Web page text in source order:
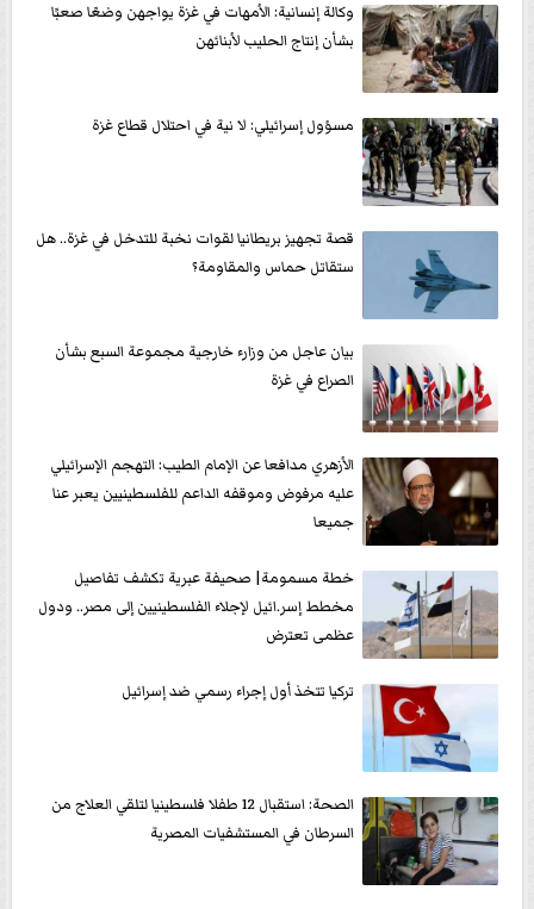
وكالة إنسانية: الأمهات في غزة يواجهن وضعًا صعبًا
بشأن إنتاج الحليب لأبنائهن
مسؤول إسرائيلي: لا نية في احتلال قطاع غزة
قصة تجهيز بريطانيا لقوات نخبة للتدخل في غزة.. هل
ستقاتل حماس والمقاومة؟
بيان عاجل من وزارء خارجية مجموعة السبع بشأن
الصراع في غزة
الأزهري مدافعا عن الإمام الطيب: التهجم الإسرائيلي
عليه مرفوض وموقفه الداعم للفلسطينيين يعبر عنا
جميعا
خطة مسمومة| صحيفة عبرية تكشف تفاصيل
مخطط إسر.ائيل لإجلاء الفلسطينيين إلى مصر.. ودول
عظمى تعترض
تركيا تتخذ أول إجراء رسمي ضد إسرائيل
الصحة: استقبال 12 طفلا فلسطينيا لتلقي العلاج من
السرطان في المستشفيات المصرية